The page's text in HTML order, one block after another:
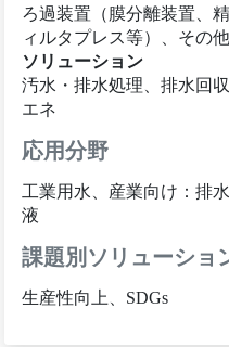
ろ過装置（膜分離装置、
ィルタプレス等）、その
ソリューション
汚水・排水処理、排水回
エネ
応用分野
工業用水、産業向け：排
液
課題別ソリューショ
生産性向上、SDGs